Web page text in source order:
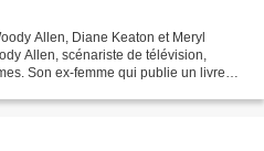
Allen, Diane Keaton et Meryl
Allen, scénariste de télévision,
Son ex-femme qui publie un livre